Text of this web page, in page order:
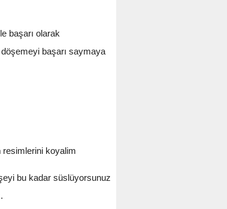
başarı olarak
başarı saymaya
resimlerini koyalim
bu kadar süslüyorsunuz